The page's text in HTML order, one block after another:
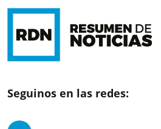
Seguinos en las redes: